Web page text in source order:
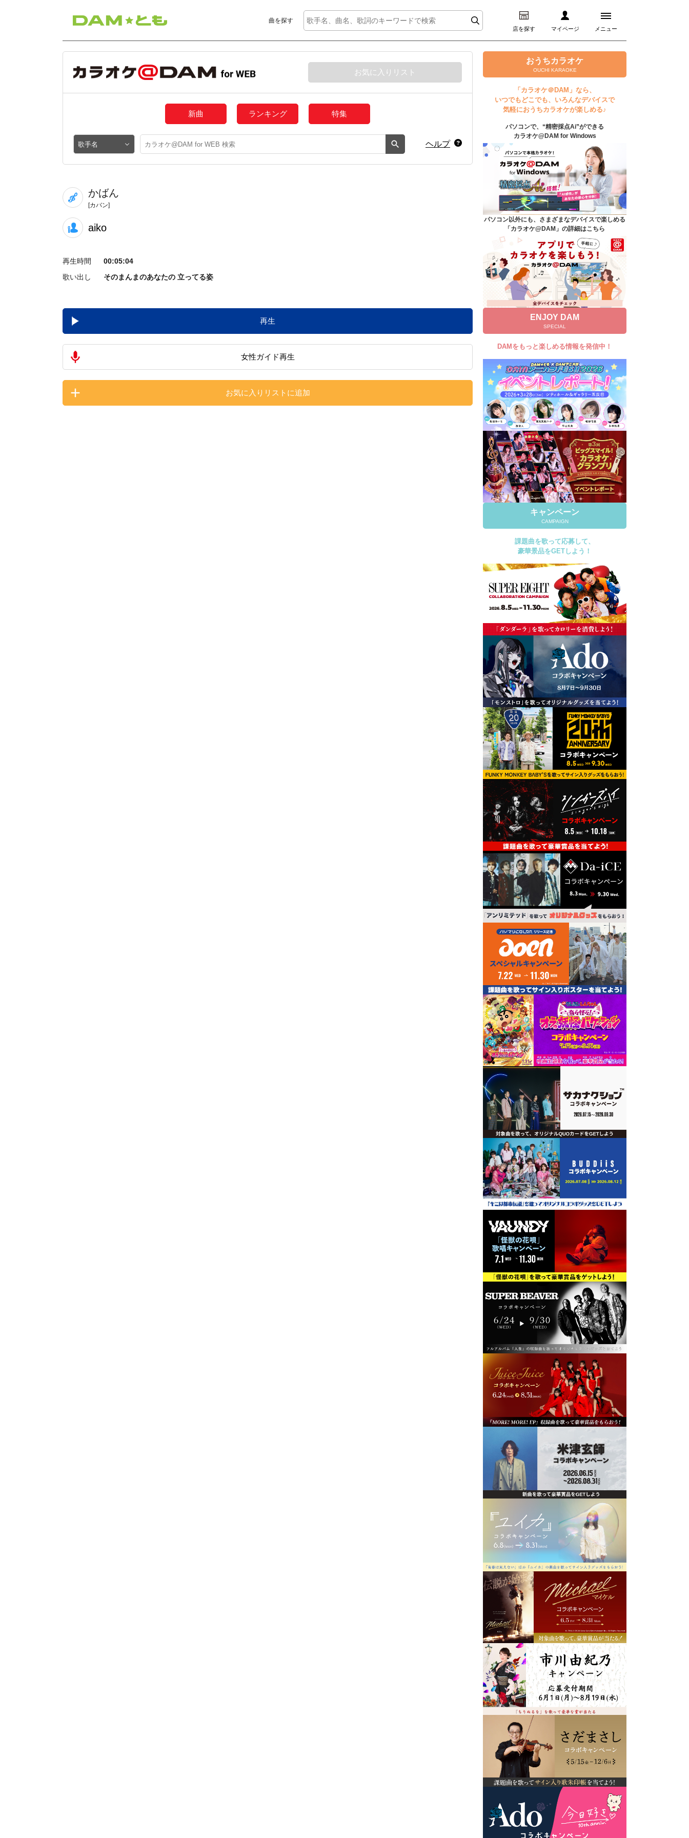
曲を探す
店を探す マイページ メニュー
ログイン
マイページ
プレミアムサービス
DAM★とも動画
DAM★とも録音
カラオケ＠DAM
ユーザー検索
キャンペーン
よくあるご質問
DAMの新曲・ランキングなど
カラオケ最新情報をチェック！
自宅でカラオケ歌い放題！
家族や友達と一緒に！練習にも！
お気に入りリスト
新曲 ランキング 特集
ヘルプ
かばん
[カバン]
aiko
再生時間
00:05:04
歌い出し
そのまんまのあなたの 立ってる姿
再生
女性ガイド再生
お気に入りリストに追加
おうちカラオケ
OUCHI KARAOKE
「カラオケ＠DAM」なら、
いつでもどこでも、いろんなデバイスで
気軽におうちカラオケが楽しめる♪
パソコンで、“精密採点Ai”ができる
カラオケ@DAM for Windows
パソコン以外にも、さまざまなデバイスで楽しめる
「カラオケ@DAM」の詳細はこちら
ENJOY DAM
SPECIAL
DAMをもっと楽しめる情報を発信中！
キャンペーン
CAMPAIGN
課題曲を歌って応募して、
豪華景品をGETしよう！